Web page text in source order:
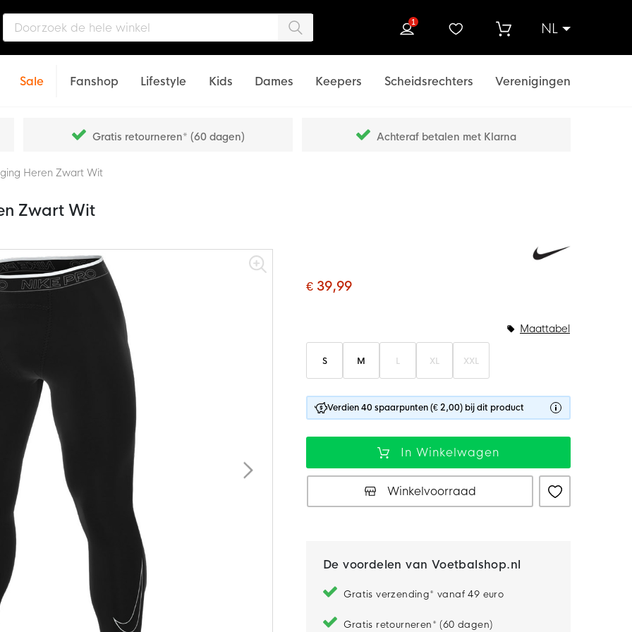
NL
1
Sale Fanshop Lifestyle Kids Dames Keepers Scheidsrechters Verenigingen
Gratis retourneren* (60 dagen) Achteraf betalen met Klarna
Heren Zwart Wit
Zwart Wit
€ 39,99
S M L XL XXL
Maattabel
Verdien 40 spaarpunten (€ 2,00) bij dit product
In Winkelwagen
Winkelvoorraad
De voordelen van Voetbalshop.nl
Gratis verzending* vanaf 49 euro
Gratis retourneren* (60 dagen)